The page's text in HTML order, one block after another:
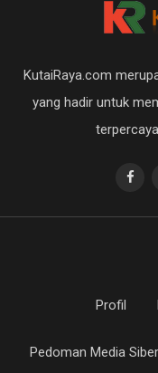
KutaiRaya.com
yang hadir untuk
Profil
Pedoman Media Siber